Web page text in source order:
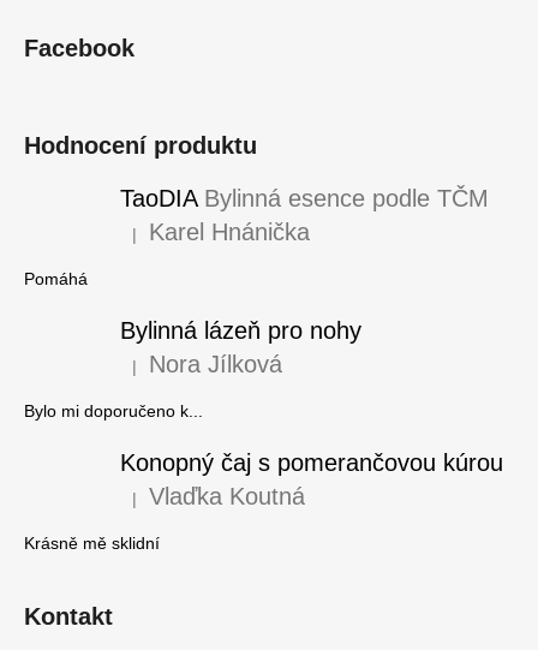
Facebook
Hodnocení produktu
TaoDIA Bylinná esence podle TČM
Hodnocení produktu je 5 z 5 hvězdiček.
| Karel Hnánička
Pomáhá
Bylinná lázeň pro nohy
Hodnocení produktu je 5 z 5 hvězdiček.
| Nora Jílková
Bylo mi doporučeno k...
Konopný čaj s pomerančovou kúrou
Hodnocení produktu je 5 z 5 hvězdiček.
| Vlaďka Koutná
Krásně mě sklidní
Kontakt